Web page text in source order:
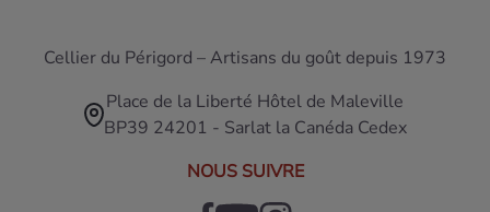
Cellier du Périgord – Artisans du goût depuis 1973
Place de la Liberté Hôtel de Maleville
BP39 24201 - Sarlat la Canéda Cedex
NOUS SUIVRE